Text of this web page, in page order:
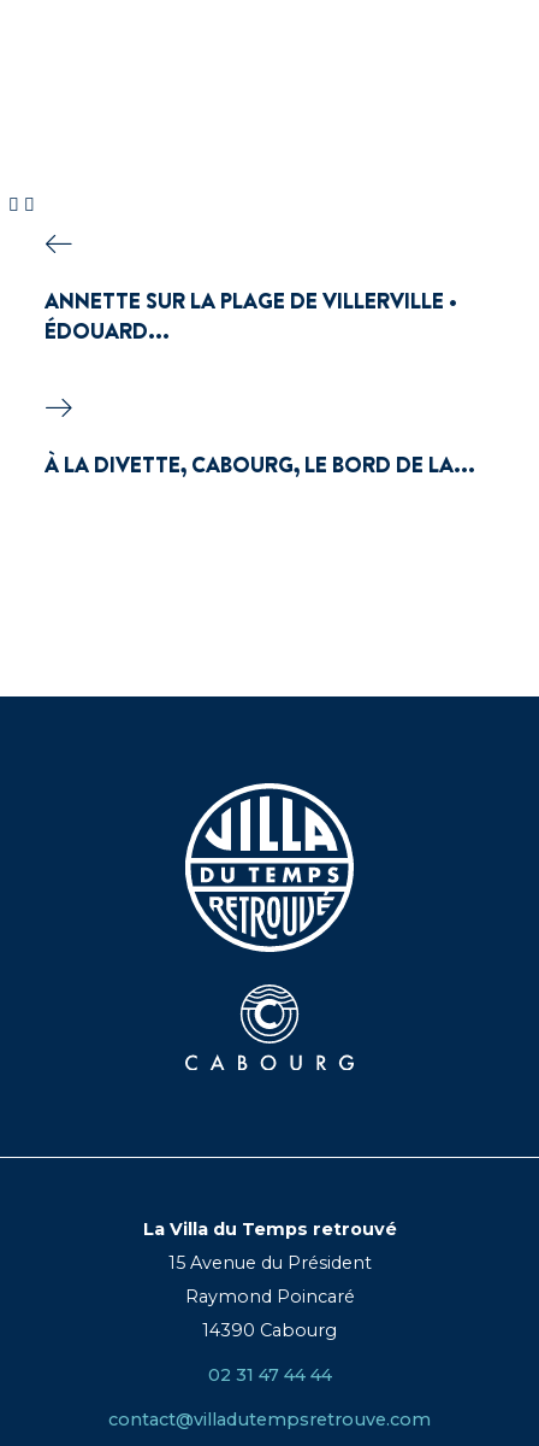
ANNETTE SUR LA PLAGE DE VILLERVILLE •
ÉDOUARD...
À LA DIVETTE, CABOURG, LE BORD DE LA...
La Villa du Temps retrouvé
15 Avenue du Président
Raymond Poincaré
14390 Cabourg
02 31 47 44 44
contact@villadutempsretrouve.com